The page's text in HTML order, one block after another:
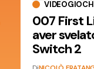
007 First
aver
Switch 2